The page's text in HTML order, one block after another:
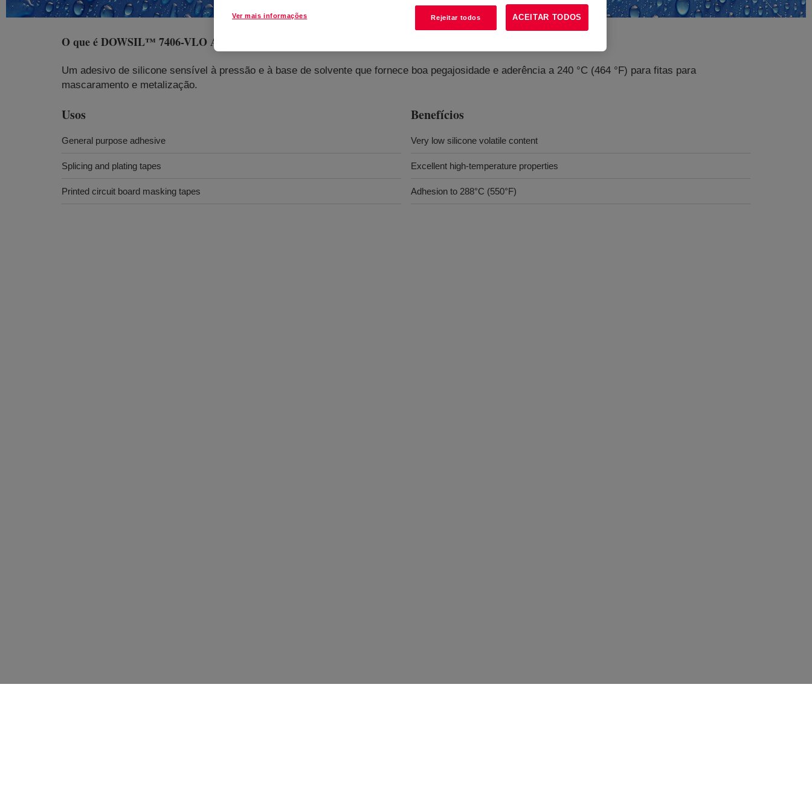
O que éDOWSIL™ 7406-VLO Adhesive
Um adesivo de silicone sensível à pressão e à base de solvente que fornece boa pegajosidade e aderência a 240 °C (464 °F) para fitas para
mascaramento e metalização.
Usos
General purpose adhesive
Splicing and plating tapes
Printed circuit board masking tapes
Benefícios
Very low silicone volatile content
Excellent high-temperature properties
Adhesion to 288°C (550°F)
Ver mais informações Rejeitar todos ACEITAR TODOS